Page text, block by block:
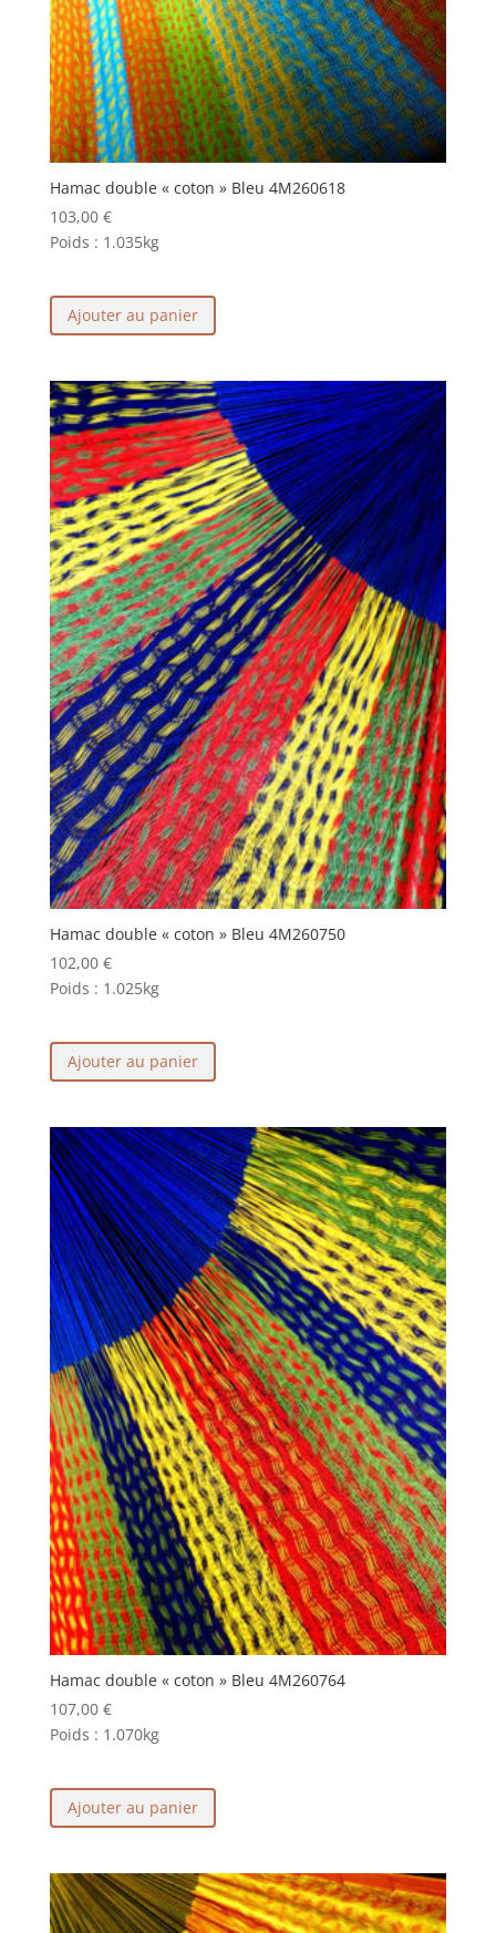
Hamac double « coton » Bleu 4M260618
103,00 €
Poids : 1.035kg
Ajouter au panier
Hamac double « coton » Bleu 4M260750
102,00 €
Poids : 1.025kg
Ajouter au panier
Hamac double « coton » Bleu 4M260764
107,00 €
Poids : 1.070kg
Ajouter au panier